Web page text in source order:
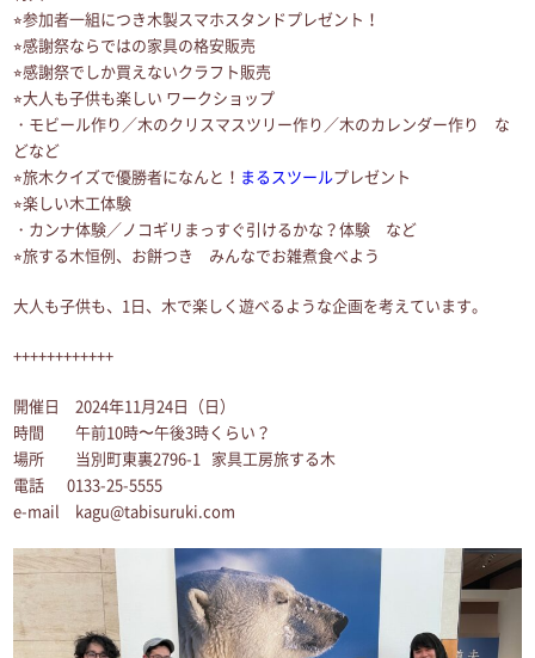
⭐︎参加者一組につき木製スマホスタンドプレゼント！
⭐︎感謝祭ならではの家具の格安販売
⭐︎感謝祭でしか買えないクラフト販売
⭐︎大人も子供も楽しい ワークショップ
・モビール作り／木のクリスマスツリー作り／木のカレンダー作り な
どなど
⭐︎旅木クイズで優勝者になんと！ まるスツールプレゼント
⭐︎楽しい木工体験
・カンナ体験／ノコギリまっすぐ引けるかな？体験 など
⭐︎旅する木恒例、お餅つき みんなでお雑煮食べよう
大人も子供も、1日、木で楽しく遊べるような企画を考えています。
++++++++++++
開催日 2024年11月24日（日）
時間 午前10時〜午後3時くらい？
場所 当別町東裏2796-1 家具工房旅する木
電話 0133-25-5555
e-mail kagu@tabisuruki.com